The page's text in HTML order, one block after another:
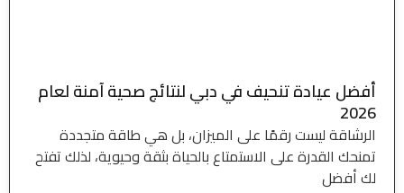
أفضل عيادة تنحيف في دبي لنتائج صحية آمنة لعام
2026
الرشاقة ليست رقمًا على الميزان، بل هي طاقة متجددة
تمنحك القدرة على الاستمتاع بالحياة بثقة وحيوية، لذلك تفتح
لك أفضل